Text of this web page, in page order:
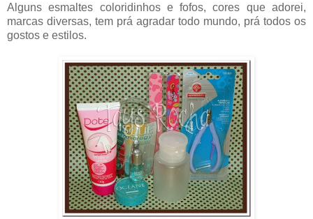
Alguns esmaltes coloridinhos e fofos, cores que adorei,
marcas diversas, tem prá agradar todo mundo, prá todos os
gostos e estilos.